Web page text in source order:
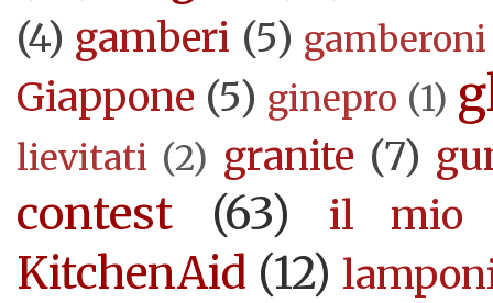
(4) gamberi (5) gamberoni
Giappone (5) ginepro (1)
lievitati (2) granite (7)
contest (63) il mio
KitchenAid (12)